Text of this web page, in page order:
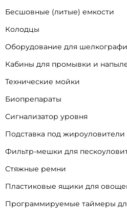
Бесшовные (литые) емкости
Колодцы
Оборудование для
Кабины для промывки и
Технические мойки
Биопрепараты
Сигнализатор уровня
Подставка под жироуловители
Фильтр-мешки для
Стяжные ремни
Пластиковые ящики для
Программируемые таймеры